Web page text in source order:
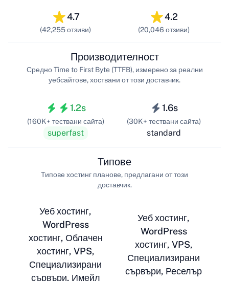
4.7
(42,255 отзиви)
4.2
(20,046 отзиви)
1.2s
(160K+ тествани сайта)
superfast
Производителност
Средно Time to First Byte (TTFB), измерено за реални
уебсайтове, хоствани от този доставчик.
1.6s
(30K+ тествани сайта)
standard
Уеб хостинг,
WordPress
хостинг, Облачен
хостинг, VPS,
Специализирани
сървъри, Имейл
Типове
Типове хостинг планове, предлагани от този
доставчик.
Уеб хостинг,
WordPress
хостинг, VPS,
Специализирани
сървъри, Реселър